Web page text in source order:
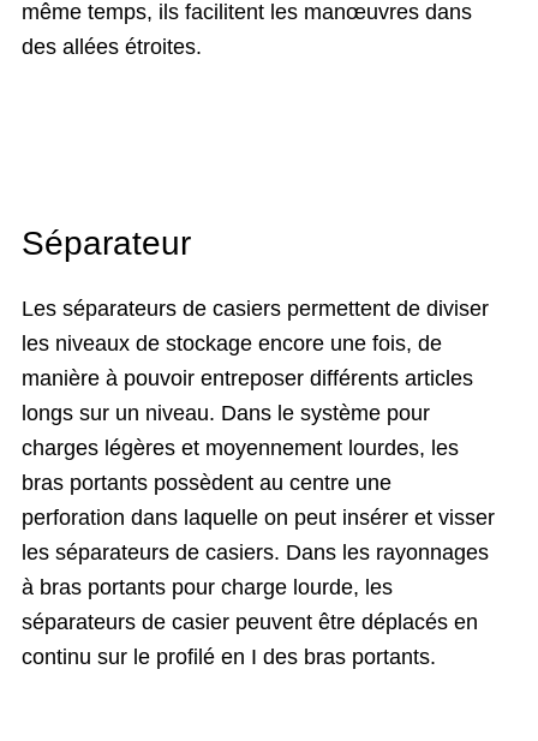
même temps, ils facilitent les manœuvres dans
des allées étroites.
Séparateur
Les séparateurs de casiers permettent de diviser
les niveaux de stockage encore une fois, de
manière à pouvoir entreposer différents articles
longs sur un niveau. Dans le système pour
charges légères et moyennement lourdes, les
bras portants possèdent au centre une
perforation dans laquelle on peut insérer et visser
les séparateurs de casiers. Dans les rayonnages
à bras portants pour charge lourde, les
séparateurs de casier peuvent être déplacés en
continu sur le profilé en I des bras portants.